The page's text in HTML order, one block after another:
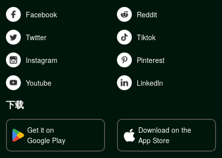
Facebook Reddit
Twitter Tiktok
Instagram Pinterest
Youtube Linkedln
下载
Get it on
Google Play
Download on the
App Store